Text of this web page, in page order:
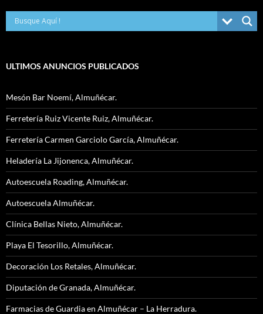
ULTIMOS ANUNCIOS PUBLICADOS
Mesón Bar Noemí, Almuñécar.
Ferretería Ruiz Vicente Ruiz, Almuñécar.
Ferretería Carmen Garciolo García, Almuñécar.
Heladería La Jijonenca, Almuñécar.
Autoescuela Roading, Almuñécar.
Autoescuela Almuñécar.
Clínica Bellas Nieto, Almuñécar.
Playa El Tesorillo, Almuñécar.
Decoración Los Retales, Almuñécar.
Diputación de Granada, Almuñécar.
Farmacias de Guardia en Almuñécar – La Herradura.